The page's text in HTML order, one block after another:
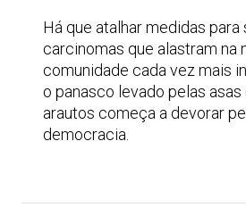
Há que atalhar medidas para
carcinomas que alastram na
comunidade cada vez mais
o panasco levado pelas asas
arautos começa a devorar
democracia.